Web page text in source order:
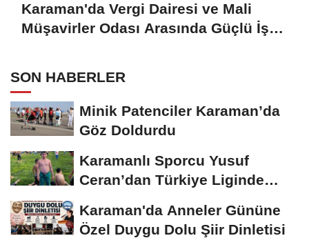
Karaman'da Vergi Dairesi ve Mali
Müşavirler Odası Arasında Güçlü İş
SON HABERLER
Minik Patenciler Karaman’da
Göz Doldurdu
Karamanlı Sporcu Yusuf
Ceran’dan Türkiye Liginde
Karaman'da Anneler Gününe
Özel Duygu Dolu Şiir Dinletisi